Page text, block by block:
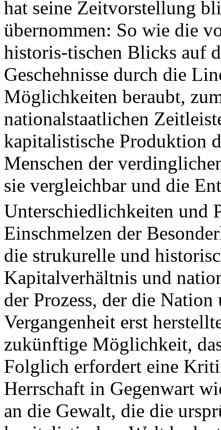
hat seine Zeitvorstellung
übernommen: So wie die
historis-tischen Blicks auf
Geschehnisse durch die
Möglichkeiten beraubt,
nationalstaatlichen
kapitalistische Produktion
Menschen der
sie vergleichbar und die
Unterschiedlichkeiten und
Einschmelzen der
die strukurelle und
Kapitalverhältnis und
der Prozess, der die
Vergangenheit erst
zukünftige Möglichkeit,
Folglich erfordert eine
Herrschaft in Gegenwart
an die Gewalt, die die